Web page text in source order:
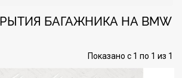
БАГАЖНИКА НА BMW
Показано с 1 по 1 из 1